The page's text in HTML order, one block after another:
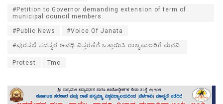
#Petition to Governor demanding extension of term of
municipal council members.
#Public News #Voice Of Janata
#ಪುರಸಭೆ ಸದಸ್ಯರ ಅವಧಿ ವಿಸ್ತರಣೆಗೆ ಒತ್ತಾಯಿಸಿ‌ ರಾಜ್ಯಪಾಲರಿಗೆ ಮನವಿ.
Protest Tmc